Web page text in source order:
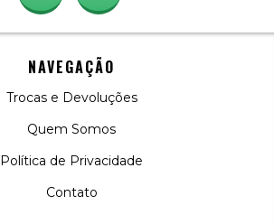
NAVEGAÇÃO
Trocas e Devoluções
Quem Somos
Política de Privacidade
Contato